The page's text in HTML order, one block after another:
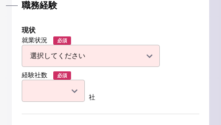
職務経験
現状
就業状況 必須
経験社数 必須
社